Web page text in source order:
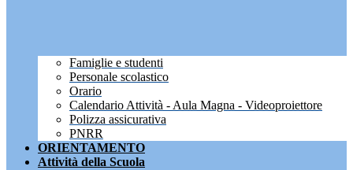
Famiglie e studenti
Personale scolastico
Orario
Calendario Attività - Aula Magna - Videoproiettore
Polizza assicurativa
PNRR
ORIENTAMENTO
Attività della Scuola